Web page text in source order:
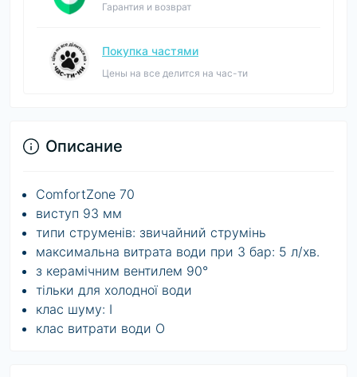
Гарантия и возврат
Покупка частями
Цены на все делится на час-ти
Описание
ComfortZone 70
виступ 93 мм
типи струменів: звичайний струмінь
максимальна витрата води при 3 бар: 5 л/хв.
з керамічним вентилем 90°
тільки для холодної води
клас шуму: I
клас витрати води O